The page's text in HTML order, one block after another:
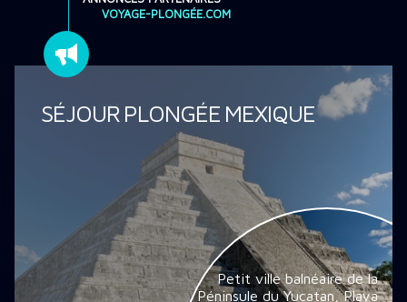
VOYAGE-PLONGÉE.COM
SÉJOUR PLONGÉE MEXIQUE
Petit ville balnéaire de la
Péninsule du Yucatan, Playa